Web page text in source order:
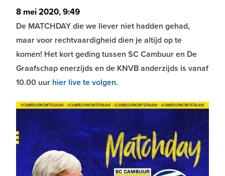
8 mei 2020, 9:49
De MATCHDAYdie we liever niet hadden gehad,
maar voor rechtvaardigheid dien je altijd op te
komen! Het kort geding tussen SC Cambuur en De
Graafschap enerzijds en de KNVB anderzijds is vanaf
10.00 uur hier live te volgen.